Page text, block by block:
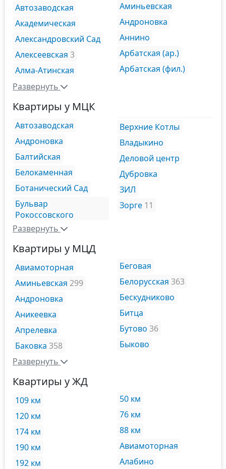
Автозаводская
Академическая
Александровский Сад
Алексеевская 3
Алма-Атинская
Аминьевская
Андроновка
Аннино
Арбатская (ар.)
Арбатская (фил.)
Развернуть
Квартиры у МЦК
Автозаводская
Андроновка
Балтийская
Белокаменная
Ботанический Сад
Бульвар
Рокоссовского
Верхние Котлы
Владыкино
Деловой центр
Дубровка
ЗИЛ
Зорге 11
Развернуть
Квартиры у МЦД
Авиамоторная
Аминьевская 299
Андроновка
Аникеевка
Апрелевка
Баковка 358
Беговая
Белорусская 363
Бескудниково
Битца
Бутово 36
Быково
Развернуть
Квартиры у ЖД
109 км
120 км
174 км
190 км
192 км
50 км
76 км
88 км
Авиамоторная
Алабино